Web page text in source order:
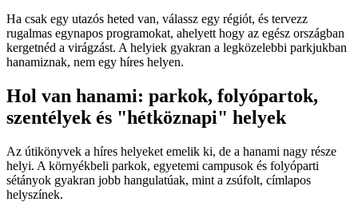
Ha csak egy utazós heted van, válassz egy régiót, és tervezz
rugalmas egynapos programokat, ahelyett hogy az egész országban
kergetnéd a virágzást. A helyiek gyakran a legközelebbi parkjukban
hanamiznak, nem egy híres helyen.
Hol van hanami: parkok, folyópartok,
szentélyek és "hétköznapi" helyek
Az útikönyvek a híres helyeket emelik ki, de a hanami nagy része
helyi. A környékbeli parkok, egyetemi campusok és folyóparti
sétányok gyakran jobb hangulatúak, mint a zsúfolt, címlapos
helyszínek.